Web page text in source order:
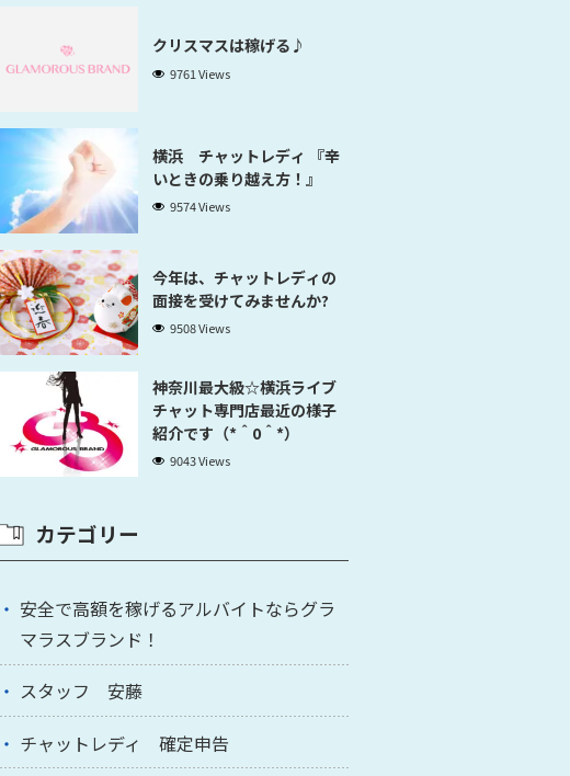
クリスマスは稼げる♪
9761 Views
横浜 チャットレディ 『辛
いときの乗り越え方！』
9574 Views
今年は、チャットレディの
面接を受けてみませんか?
9508 Views
神奈川最大級☆横浜ライブ
チャット専門店最近の様子
紹介です（*＾0＾*）
9043 Views
カテゴリー
安全で高額を稼げるアルバイトならグラ
マラスブランド！
スタッフ 安藤
チャットレディ 確定申告